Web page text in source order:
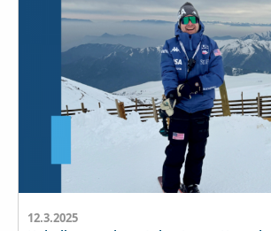
12.3.2025